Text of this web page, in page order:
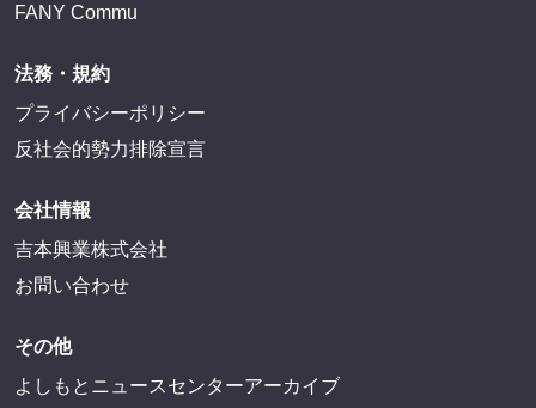
FANY Commu
法務・規約
プライバシーポリシー
反社会的勢力排除宣言
会社情報
吉本興業株式会社
お問い合わせ
その他
よしもとニュースセンターアーカイブ